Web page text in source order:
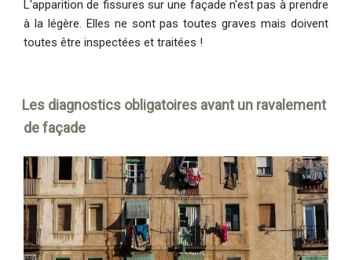
L'apparition de fissures sur une façade n'est pas à prendre
à la légère. Elles ne sont pas toutes graves mais doivent
toutes être inspectées et traitées !
Les diagnostics obligatoires avant un ravalement
de façade